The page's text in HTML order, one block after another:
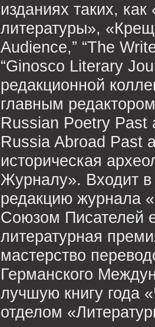
изданиях таких,
литературы»,
Audience,” “The
“Ginosco Literary
редакционной
главным
Russian Poetry Past
Russia Abroad Past
историческая
Журналу». Входит
редакцию журнала
Союзом Писателей
литературная
мастерство
Германского
лучшую книгу года
отделом